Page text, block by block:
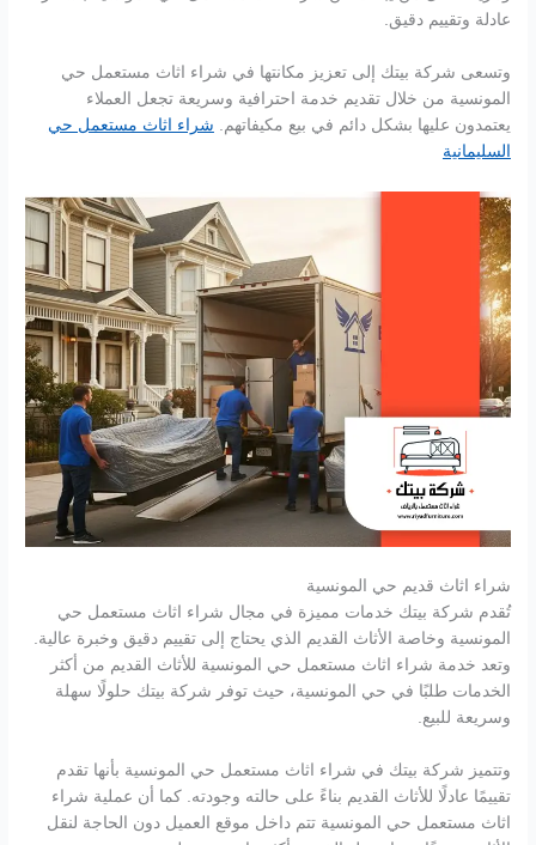
عادلة وتقييم دقيق.
وتسعى شركة بيتك إلى تعزيز مكانتها في شراء اثاث مستعمل حي
المونسية من خلال تقديم خدمة احترافية وسريعة تجعل العملاء
يعتمدون عليها بشكل دائم في بيع مكيفاتهم. شراء اثاث مستعمل حي
السليمانية
شراء اثاث قديم حي المونسية
تُقدم شركة بيتك خدمات مميزة في مجال شراء اثاث مستعمل حي
المونسية وخاصة الأثاث القديم الذي يحتاج إلى تقييم دقيق وخبرة عالية.
وتعد خدمة شراء اثاث مستعمل حي المونسية للأثاث القديم من أكثر
الخدمات طلبًا في حي المونسية، حيث توفر شركة بيتك حلولًا سهلة
وسريعة للبيع.
وتتميز شركة بيتك في شراء اثاث مستعمل حي المونسية بأنها تقدم
تقييمًا عادلًا للأثاث القديم بناءً على حالته وجودته. كما أن عملية شراء
اثاث مستعمل حي المونسية تتم داخل موقع العميل دون الحاجة لنقل